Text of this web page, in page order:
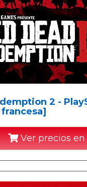
2 -
Ver precios